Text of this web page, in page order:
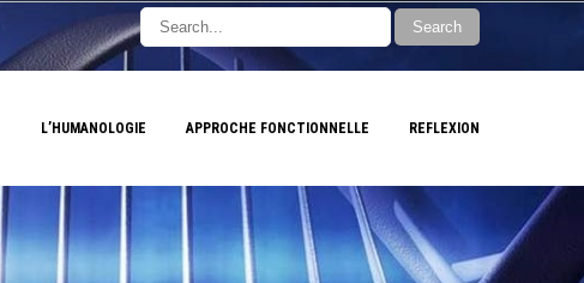
L’HUMANOLOGIE APPROCHE FONCTIONNELLE REFLEXION